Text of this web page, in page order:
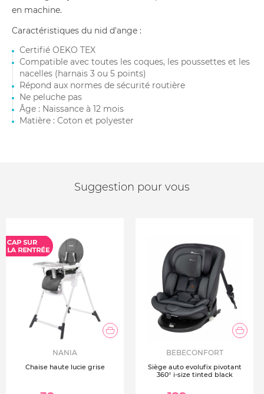
en machine.
Caractéristiques du nid d'ange :
Certifié OEKO TEX
Compatible avec toutes les coques, les poussettes et les
nacelles (harnais 3 ou 5 points)
Répond aux normes de sécurité routière
Ne peluche pas
Âge : Naissance à 12 mois
Matière : Coton et polyester
Suggestion pour vous
NANIA
Chaise haute lucie grise
BEBECONFORT
Siège auto evolufix pivotant
360° i-size tinted black